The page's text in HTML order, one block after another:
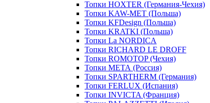
Топки HOXTER (Германия-Чехия)
Топки KAW-MET (Польша)
Топки KFDesign (Польша)
Топки KRATKI (Польша)
Топки La NORDICA
Топки RICHARD LE DROFF
Топки ROMOTOP (Чехия)
Топки МЕТА (Россия)
Топки SPARTHERM (Германия)
Топки FERLUX (Испания)
Топки INVICTA (Франция)